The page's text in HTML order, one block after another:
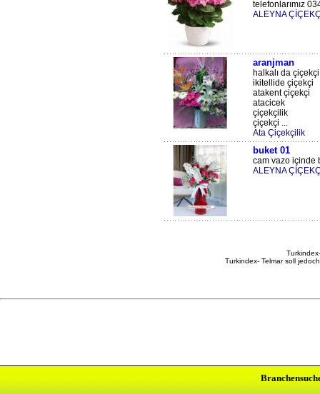
telefonlarımız
ALEYNA
aranjman
halkalı da çiçekçi
ikitellide çiçekçi
atakent çiçekçi
atacicek
çiçekçilik
çiçekçi ...
Ata Çiçekçilik
buket 01
cam vazo içinde
ALEYNA
Turkindex- Telmar soll